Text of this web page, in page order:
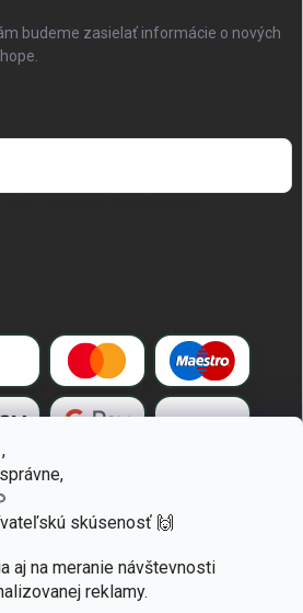
skúsenosť 🙌
aj na meranie návštevnosti
reklamy.
budeme zasielať informácie o nových